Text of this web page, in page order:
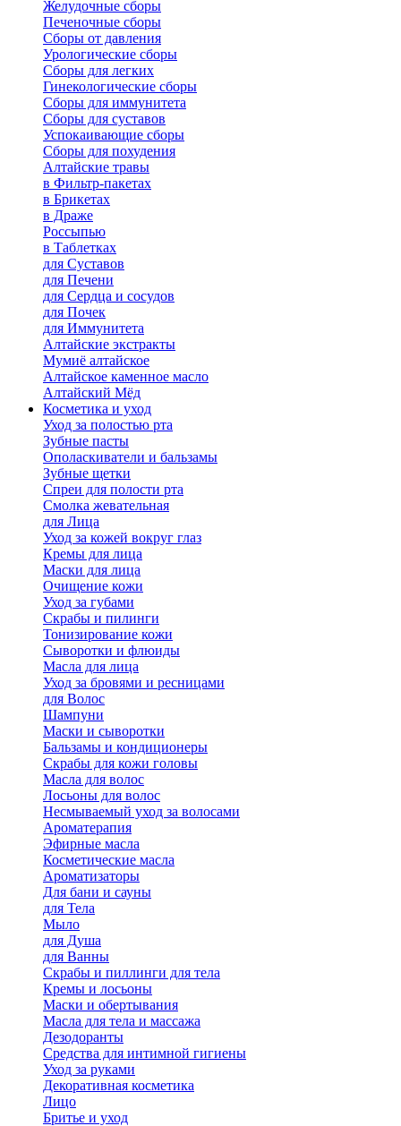
Желудочные сборы
Печеночные сборы
Сборы от давления
Урологические сборы
Сборы для легких
Гинекологические сборы
Сборы для иммунитета
Сборы для суставов
Успокаивающие сборы
Сборы для похудения
Алтайские травы
в Фильтр-пакетах
в Брикетах
в Драже
Россыпью
в Таблетках
для Cуставов
для Печени
для Сердца и сосудов
для Почек
для Иммунитета
Алтайские экстракты
Мумиё алтайское
Алтайское каменное масло
Алтайский Мёд
Косметика и уход
Уход за полостью рта
Зубные пасты
Ополаскиватели и бальзамы
Зубные щетки
Спреи для полости рта
Смолка жевательная
для Лица
Уход за кожей вокруг глаз
Кремы для лица
Маски для лица
Очищение кожи
Уход за губами
Скрабы и пилинги
Тонизирование кожи
Сыворотки и флюиды
Масла для лица
Уход за бровями и ресницами
для Волос
Шампуни
Маски и сыворотки
Бальзамы и кондиционеры
Скрабы для кожи головы
Масла для волос
Лосьоны для волос
Несмываемый уход за волосами
Ароматерапия
Эфирные масла
Косметические масла
Ароматизаторы
Для бани и сауны
для Тела
Мыло
для Душа
для Ванны
Скрабы и пиллинги для тела
Кремы и лосьоны
Маски и обертывания
Масла для тела и массажа
Дезодоранты
Средства для интимной гигиены
Уход за руками
Декоративная косметика
Лицо
Бритье и уход